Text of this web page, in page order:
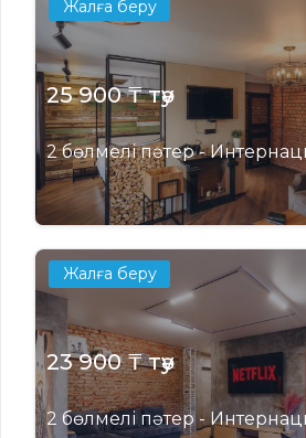
Жалға беру
25 900 ₸ тәу
2 бөлмелі пәтер -
Жалға беру
23 900 ₸ тәу
2 бөлмелі пәтер -